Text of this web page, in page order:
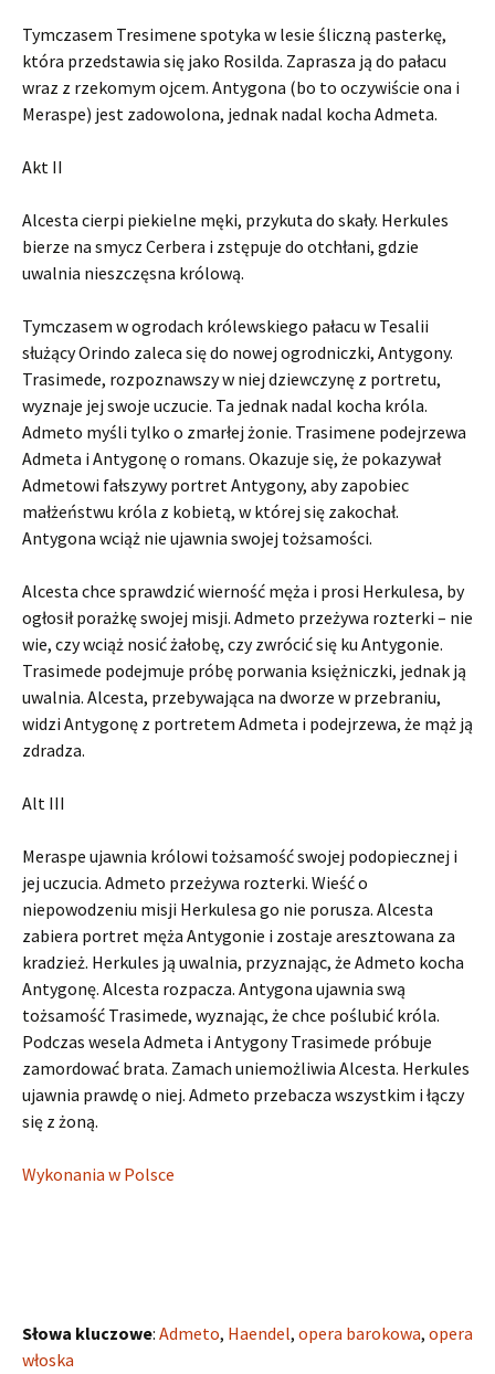
Tymczasem Tresimene spotyka w lesie śliczną pasterkę,
która przedstawia się jako Rosilda. Zaprasza ją do pałacu
wraz z rzekomym ojcem. Antygona (bo to oczywiście ona i
Meraspe) jest zadowolona, jednak nadal kocha Admeta.
Akt II
Alcesta cierpi piekielne męki, przykuta do skały. Herkules
bierze na smycz Cerbera i zstępuje do otchłani, gdzie
uwalnia nieszczęsna królową.
Tymczasem w ogrodach królewskiego pałacu w Tesalii
służący Orindo zaleca się do nowej ogrodniczki, Antygony.
Trasimede, rozpoznawszy w niej dziewczynę z portretu,
wyznaje jej swoje uczucie. Ta jednak nadal kocha króla.
Admeto myśli tylko o zmarłej żonie. Trasimene podejrzewa
Admeta i Antygonę o romans. Okazuje się, że pokazywał
Admetowi fałszywy portret Antygony, aby zapobiec
małżeństwu króla z kobietą, w której się zakochał.
Antygona wciąż nie ujawnia swojej tożsamości.
Alcesta chce sprawdzić wierność męża i prosi Herkulesa, by
ogłosił porażkę swojej misji. Admeto przeżywa rozterki – nie
wie, czy wciąż nosić żałobę, czy zwrócić się ku Antygonie.
Trasimede podejmuje próbę porwania księżniczki, jednak ją
uwalnia. Alcesta, przebywająca na dworze w przebraniu,
widzi Antygonę z portretem Admeta i podejrzewa, że mąż ją
zdradza.
Alt III
Meraspe ujawnia królowi tożsamość swojej podopiecznej i
jej uczucia. Admeto przeżywa rozterki. Wieść o
niepowodzeniu misji Herkulesa go nie porusza. Alcesta
zabiera portret męża Antygonie i zostaje aresztowana za
kradzież. Herkules ją uwalnia, przyznając, że Admeto kocha
Antygonę. Alcesta rozpacza. Antygona ujawnia swą
tożsamość Trasimede, wyznając, że chce poślubić króla.
Podczas wesela Admeta i Antygony Trasimede próbuje
zamordować brata. Zamach uniemożliwia Alcesta. Herkules
ujawnia prawdę o niej. Admeto przebacza wszystkim i łączy
się z żoną.
Wykonania w Polsce
Słowa kluczowe: Admeto, Haendel, opera barokowa, opera
włoska